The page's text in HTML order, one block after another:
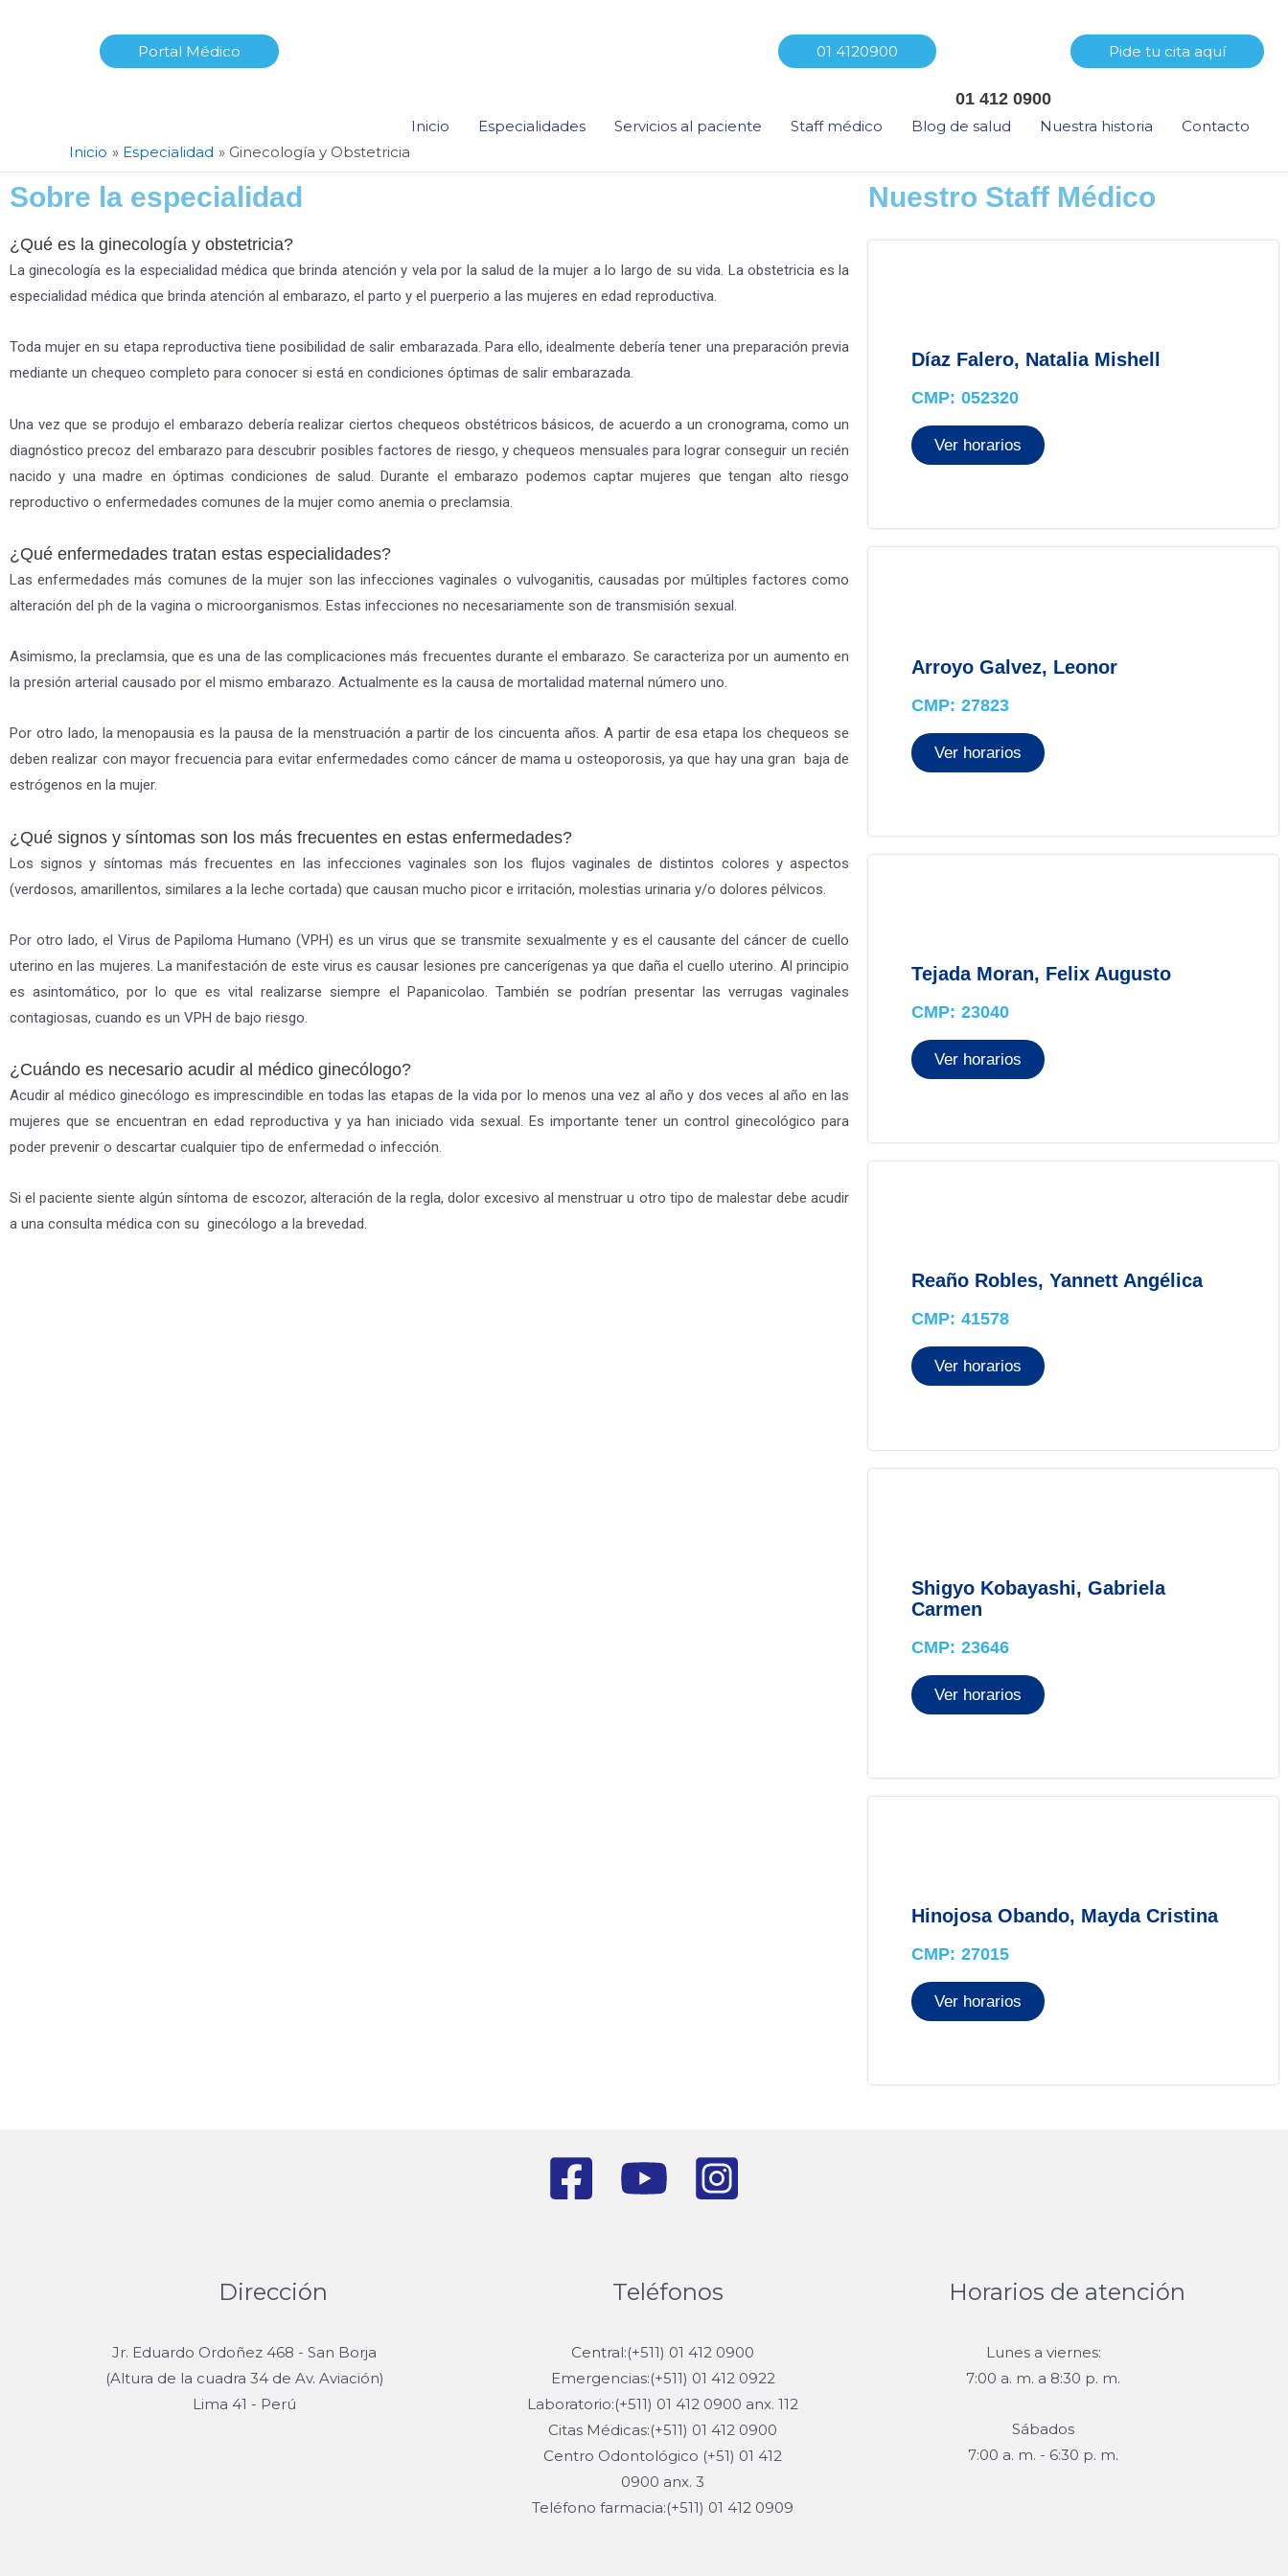
Portal Médico 01 4120900
01 412 0900
Pide tu cita aquí
Inicio Especialidades Servicios al paciente Staff médico Blog de salud Nuestra historia
Contacto
Inicio
Especialidad Ginecología y Obstetricia
Sobre la especialidad
¿Qué es la ginecología y obstetricia?
La ginecología es la especialidad médica que brinda atención y vela por la salud de la mujer a lo largo de su vida. La obstetricia es la
especialidad médica que brinda atención al embarazo, el parto y el puerperio a las mujeres en edad reproductiva.
Toda mujer en su etapa reproductiva tiene posibilidad de salir embarazada. Para ello, idealmente debería tener una preparación previa
mediante un chequeo completo para conocer si está en condiciones óptimas de salir embarazada.
Una vez que se produjo el embarazo debería realizar ciertos chequeos obstétricos básicos, de acuerdo a un cronograma, como un
diagnóstico precoz del embarazo para descubrir posibles factores de riesgo, y chequeos mensuales para lograr conseguir un recién
nacido y una madre en óptimas condiciones de salud. Durante el embarazo podemos captar mujeres que tengan alto riesgo
reproductivo o enfermedades comunes de la mujer como anemia o preclamsia.
¿Qué enfermedades tratan estas especialidades?
Las enfermedades más comunes de la mujer son las infecciones vaginales o vulvoganitis, causadas por múltiples factores como
alteración del ph de la vagina o microorganismos. Estas infecciones no necesariamente son de transmisión sexual.
Asimismo, la preclamsia, que es una de las complicaciones más frecuentes durante el embarazo. Se caracteriza por un aumento en
la presión arterial causado por el mismo embarazo. Actualmente es la causa de mortalidad maternal número uno.
Por otro lado, la menopausia es la pausa de la menstruación a partir de los cincuenta años. A partir de esa etapa los chequeos se
deben realizar con mayor frecuencia para evitar enfermedades como cáncer de mama u osteoporosis, ya que hay una gran baja de
estrógenos en la mujer.
¿Qué signos y síntomas son los más frecuentes en estas enfermedades?
Los signos y síntomas más frecuentes en las infecciones vaginales son los flujos vaginales de distintos colores y aspectos
(verdosos, amarillentos, similares a la leche cortada) que causan mucho picor e irritación, molestias urinaria y/o dolores pélvicos.
Por otro lado, el Virus de Papiloma Humano (VPH) es un virus que se transmite sexualmente y es el causante del cáncer de cuello
uterino en las mujeres. La manifestación de este virus es causar lesiones pre cancerígenas ya que daña el cuello uterino. Al principio
es asintomático, por lo que es vital realizarse siempre el Papanicolao. También se podrían presentar las verrugas vaginales
contagiosas, cuando es un VPH de bajo riesgo.
¿Cuándo es necesario acudir al médico ginecólogo?
Acudir al médico ginecólogo es imprescindible en todas las etapas de la vida por lo menos una vez al año y dos veces al año en las
mujeres que se encuentran en edad reproductiva y ya han iniciado vida sexual. Es importante tener un control ginecológico para
poder prevenir o descartar cualquier tipo de enfermedad o infección.
Si el paciente siente algún síntoma de escozor, alteración de la regla, dolor excesivo al menstruar u otro tipo de malestar debe acudir
a una consulta médica con su ginecólogo a la brevedad.
Nuestro Staff Médico
Díaz Falero, Natalia Mishell
CMP: 052320
Ver horarios
Arroyo Galvez, Leonor
CMP: 27823
Ver horarios
Tejada Moran, Felix Augusto
CMP: 23040
Ver horarios
Reaño Robles, Yannett Angélica
CMP: 41578
Ver horarios
Shigyo Kobayashi, Gabriela
Carmen
CMP: 23646
Ver horarios
Hinojosa Obando, Mayda Cristina
CMP: 27015
Ver horarios
Dirección
Jr. Eduardo Ordoñez 468 - San Borja
(Altura de la cuadra 34 de Av. Aviación)
Lima 41 - Perú
Teléfonos
Central:(+511) 01 412 0900
Emergencias:(+511) 01 412 0922
Laboratorio:(+511) 01 412 0900 anx. 112
Citas Médicas:(+511) 01 412 0900
Centro Odontológico (+51) 01 412
0900 anx. 3
Teléfono farmacia:(+511) 01 412 0909
Horarios de atención
Lunes a viernes:
7:00 a. m. a 8:30 p. m.
Sábados
7:00 a. m. - 6:30 p. m.